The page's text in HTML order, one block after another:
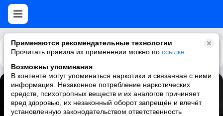
Применяются рекомендательные технологии
Прочитать правила их применении можно по ссылке
Возможны упоминания
В контенте могут упоминаться наркотики и связанная с ними
информация. Незаконное потребление наркотических
средств, психотропных веществ и их аналогов причиняет
вред здоровью, их незаконный оборот запрещён и влечёт
установленную законодательством ответственность
Каталог Рекомендации
Blues Valentine
Karen Lovely